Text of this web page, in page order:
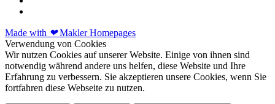
Made with ❤Makler Homepages
Verwendung von Cookies
Wir nutzen Cookies auf unserer Website. Einige von ihnen sind
notwendig während andere uns helfen, diese Website und Ihre
Erfahrung zu verbessern. Sie akzeptieren unsere Cookies, wenn Sie
fortfahren diese Webseite zu nutzen.